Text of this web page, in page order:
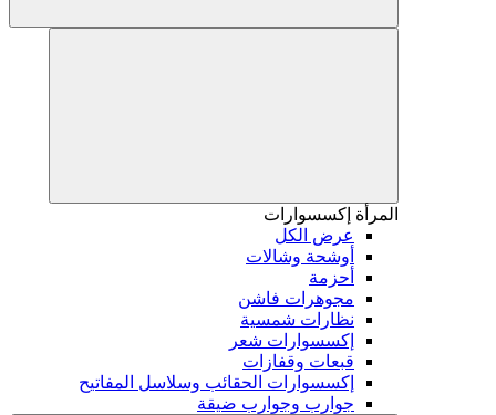
المرأة إكسسوارات
عرض الكل
أوشحة وشالات
أحزمة
مجوهرات فاشن
نظارات شمسية
إكسسوارات شعر
قبعات وقفازات
إكسسوارات الحقائب وسلاسل المفاتيح
جوارب وجوارب ضيقة